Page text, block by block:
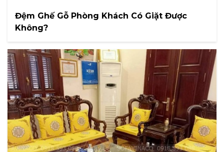
Đệm Ghế Gỗ Phòng Khách Có Giặt Được
Không?